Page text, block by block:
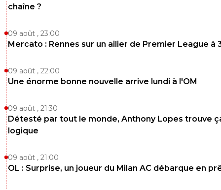
chaîne ?
09 août , 23:00
Mercato : Rennes sur un ailier de Premier League à
09 août , 22:00
Une énorme bonne nouvelle arrive lundi à l'OM
09 août , 21:30
Détesté par tout le monde, Anthony Lopes trouve
logique
09 août , 21:00
OL : Surprise, un joueur du Milan AC débarque en